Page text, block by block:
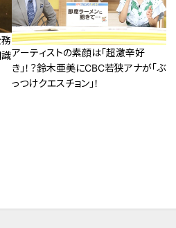
識アーティストの素顔は「超激辛好
き」！？鈴木亜美にCBC若狭アナが「ぶ
っつけクエスチョン」！